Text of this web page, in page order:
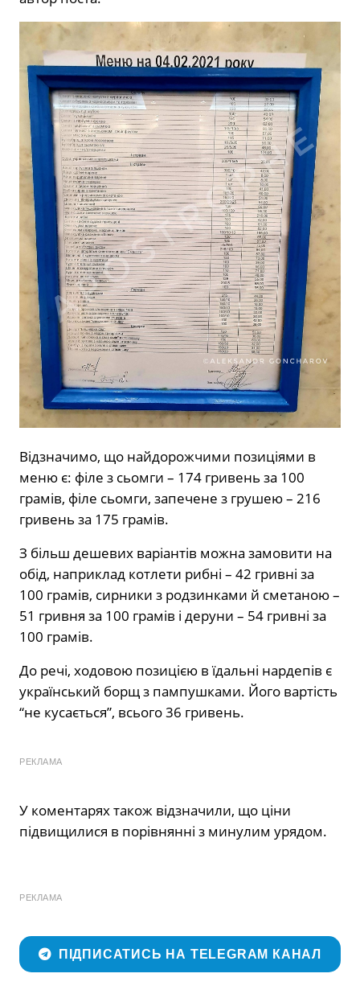
Відзначимо, що найдорожчими позиціями в
меню є: філе з сьомги – 174 гривень за 100
грамів, філе сьомги, запечене з грушею – 216
гривень за 175 грамів.
З більш дешевих варіантів можна замовити на
обід, наприклад котлети рибні – 42 гривні за
100 грамів, сирники з родзинками й сметаною –
51 гривня за 100 грамів і деруни – 54 гривні за
100 грамів.
До речі, ходовою позицією в їдальні нардепів є
український борщ з пампушками. Його вартість
“не кусається”, всього 36 гривень.
РЕКЛАМА
У коментарях також відзначили, що ціни
підвищилися в порівнянні з минулим урядом.
РЕКЛАМА
ПІДПИСАТИСЬ НА TELEGRAM КАНАЛ